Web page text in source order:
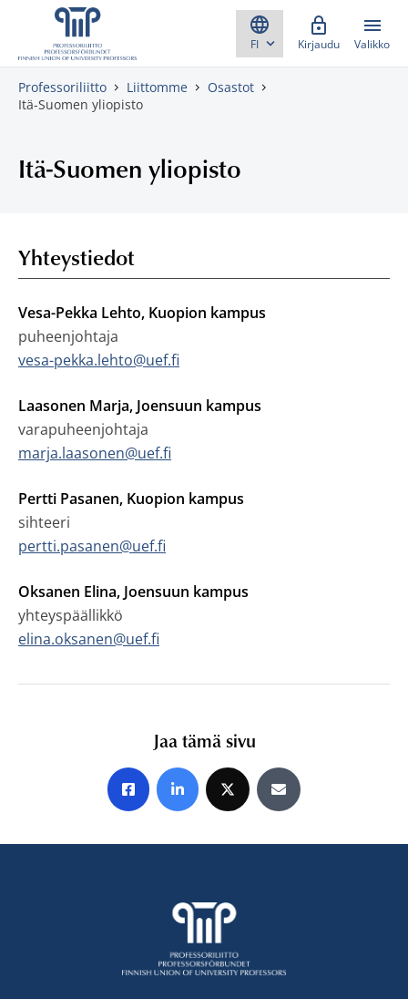
Skippaa sisältö
Kirjaudu Valikko
Professoriliitto Liittomme
Osastot
Itä-Suomen yliopisto
Itä-Suomen yliopisto
Yhteystiedot
Vesa-Pekka Lehto, Kuopion kampus
puheenjohtaja
vesa-pekka.lehto@uef.fi
Laasonen Marja, Joensuun kampus
varapuheenjohtaja
marja.laasonen@uef.fi
Pertti Pasanen, Kuopion kampus
sihteeri
pertti.pasanen@uef.fi
Oksanen Elina, Joensuun kampus
yhteyspäällikkö
elina.oksanen@uef.fi
Jaa tämä sivu
Jaa Facebookissa
Jaa LinkedInissä
Jaa X:ssäJaa sähköpostitse